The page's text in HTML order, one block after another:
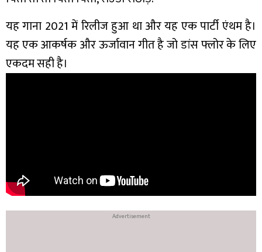
यह गाना 2021 में रिलीज हुआ था और यह एक पार्टी एंथम है।
यह एक आकर्षक और ऊर्जावान गीत है जो डांस फ्लोर के लिए
एकदम सही है।